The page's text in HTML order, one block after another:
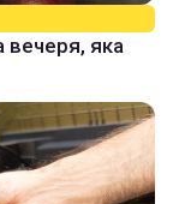
вечеря, яка